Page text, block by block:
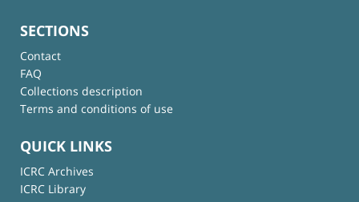
SECTIONS
Contact
FAQ
Collections description
Terms and conditions of use
QUICK LINKS
ICRC Archives
ICRC Library